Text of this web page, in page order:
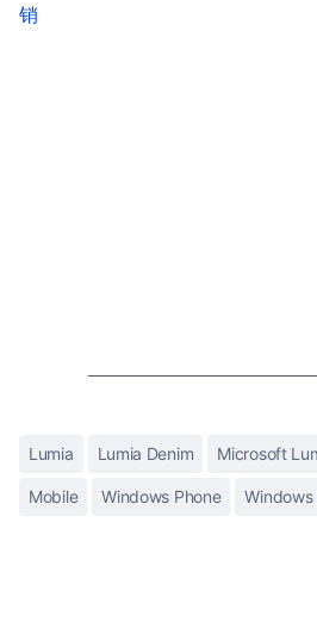
销
Lumia Lumia Denim Microsoft
Mobile Windows Phone Windows